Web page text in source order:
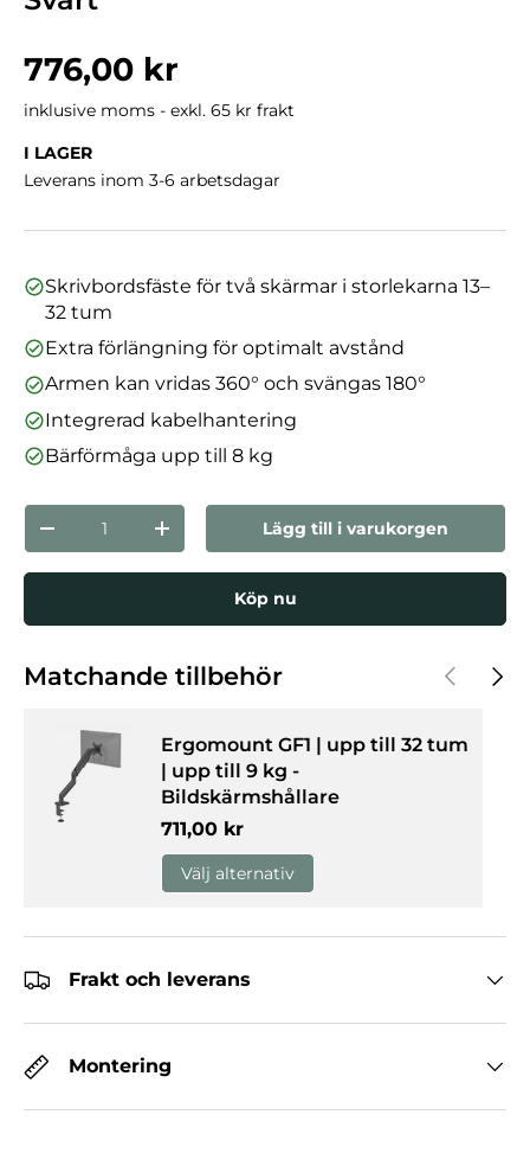
Normalpris
776,00 kr
inklusive moms - exkl. 65 kr frakt
I LAGER
Leverans inom 3-6 arbetsdagar
Skrivbordsfäste för två skärmar i storlekarna 13–
32 tum
Extra förlängning för optimalt avstånd
Armen kan vridas 360° och svängas 180°
Integrerad kabelhantering
Bärförmåga upp till 8 kg
nummer
Minska mängdenÖka kvantitetenLägg till i varukorgen
Köp nu
Matchande tillbehör Nästa
Ergomount GF1 | upp till 32 tum
| upp till 9 kg -
Bildskärmshållare
Normalpris
711,00 kr
Välj alternativ
Frakt och leverans
Montering